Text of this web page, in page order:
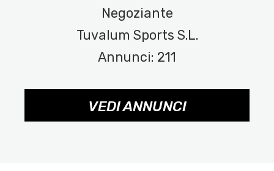
Negoziante
Tuvalum Sports S.L.
Annunci: 211
VEDI ANNUNCI